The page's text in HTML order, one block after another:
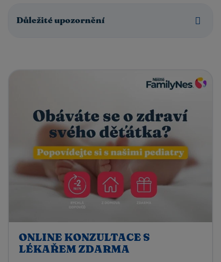
Důležité upozornění
ONLINE KONZULTACE S
LÉKAŘEM ZDARMA